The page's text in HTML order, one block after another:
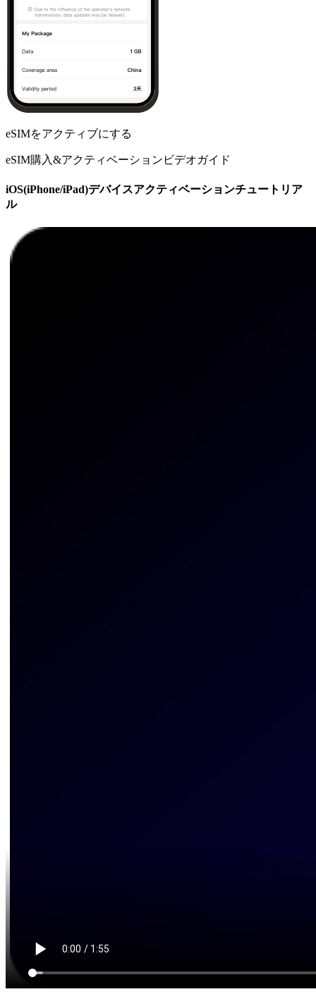
eSIMをアクティブにする
eSIM購入&アクティベーションビデオガイド
iOS(iPhone/iPad)デバイスアクティベーションチュートリア
ル